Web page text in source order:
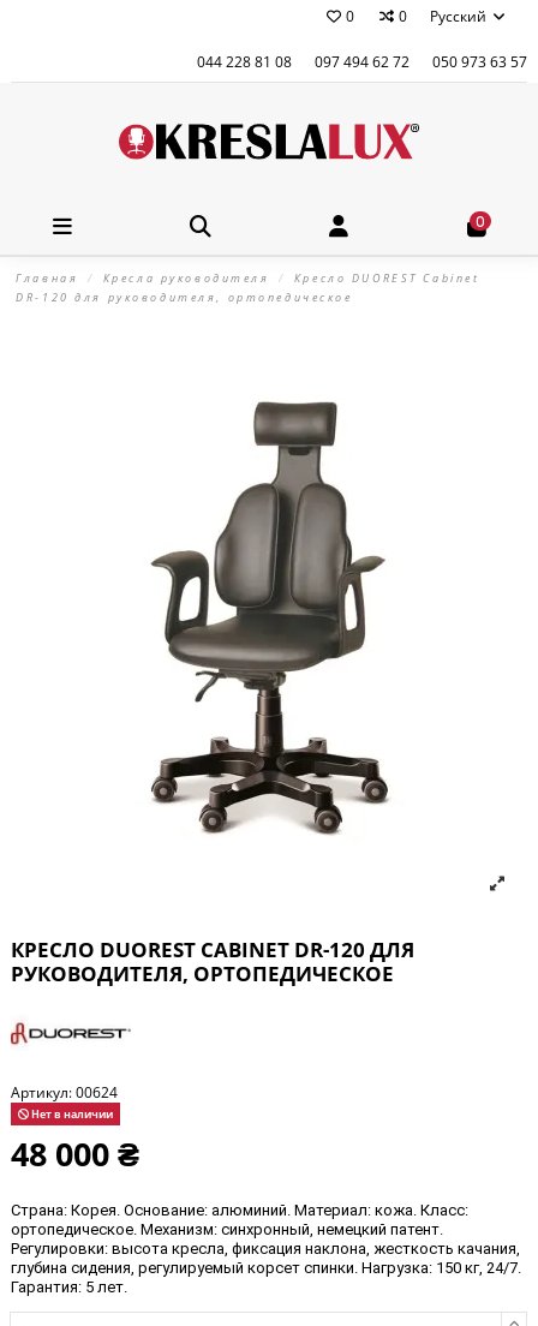
0 0 Русский
044 228 81 08 097 494 62 72 050 973 63 57
0
Главная Кресла руководителя
Кресло DUOREST Cabinet
DR-120 для руководителя, ортопедическое
КРЕСЛО DUOREST CABINET DR-120 ДЛЯ
РУКОВОДИТЕЛЯ, ОРТОПЕДИЧЕСКОЕ
Артикул:00624
Нет в наличии
48 000 ₴
Страна: Корея . Основание: алюминий. Материал: кожа . Класс:
ортопедическое . Механизм: синхронный, немецкий патент.
Регулировки: высота кресла, фиксация наклона, жесткость качания,
глубина сидения, регулируемый корсет спинки. Нагрузка: 150 кг, 24/7.
Гарантия: 5 лет.